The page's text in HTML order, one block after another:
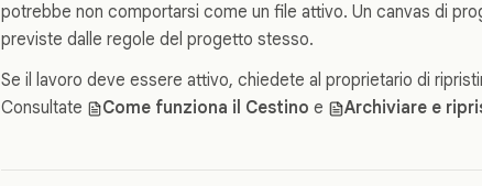
potrebbe non comportarsi come un file attivo. Un canvas di
previste dalle regole del progetto stesso.
Se il lavoro deve essere attivo, chiedete al proprietario di
Consultate
Come funziona il Cestino e Archiviare e